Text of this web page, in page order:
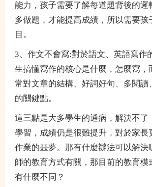
能力，孩子需要了解每道題背後的邏
多做題，才能提高成績，所以需要孩
目。
3、作文不會寫:對於語文、英語寫作
生搞懂寫作的核心是什麼，怎麼寫，
常對文章的結構、好詞好句、多閱讀
的關鍵點。
這三點是大多學生的通病，解決不了
學習，成績仍是很難提升，對於家長
作業的噩夢。那有什麼辦法可以解決
師的教育方式有關，那目前的教育模
有什麼不同？